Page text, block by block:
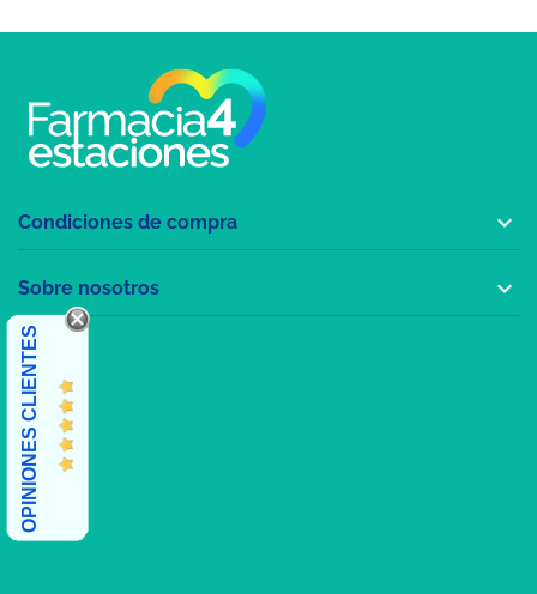
Condiciones de compra 
Sobre nosotros 
OPINIONES CLIENTES